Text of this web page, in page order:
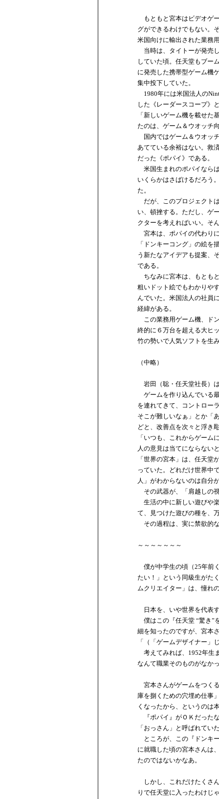
もともと宮本はビデオゲ
グができるわけでもない。
米国向けに輸出された業務
当時は、タイトーが発売
していた頃。任天堂もブー
に発売した携帯型ゲーム機
集中投下していた。
1980年には米国法人の
した《レーダースコープ》
「新しいゲーム機を載せ
たのは、ゲーム＆ウオッチ
国内ではゲーム＆ウオッ
あてている余裕はない。救
だった《ポパイ》である。
米国生まれのポパイなら
いくらかはさばけるだろう
た。
だが、このプロジェクト
い、頓挫する。ただし、ゲ
クターを考えればいい。そ
宮本は、ポパイの代わり
「ドンキーコング」の絵
う新たなアイデアも提案、
である。
ちなみに宮本は、もとも
粗いドット絵でもわかりや
んでいた。米国法人の社員
経緯がある。
この業務用ゲーム機、ド
終的に６万台を超える大ヒ
竹の勢いで人気ソフトを生
（中略）
岩田（聡・任天堂社長）
ゲームを作り込んでいる
を連れてきて、コントロー
そこが難しいなぁ」とか「
どと、改善点を次々と浮き
「いつも、これからゲー
人の意見は当てにならない
「世界の宮本」は、任天
っていた。どれだけ世界中
人」がわからないのは自分
その武器が、「肩越しの
生活の中に新しい遊びや
て、見つけた遊びの種を、
その過程は、実に禁欲的
～～～～～～～
僕が中学生の頃（25年前
たい！」という同級生がた
ムクリエイター」は、憧れ
日本を、いや世界を代表
僕はこの『任天堂 “驚き”
細を知ったのですが、宮本
「（「ゲームデザイナー」
考えてみれば、1952年生
なんて職業そのものがなか
宮本さんがゲームをつく
庫を捌くための穴埋め仕事
くなったから、というのは
『ポパイ』がＯＫだった
「おっさん」と呼ばれてい
ところが、この『ドンキ
に就職した頃の宮本さんは
たのではないかなあ。
しかし、これだけたくさ
りで任天堂に入ったわけじ